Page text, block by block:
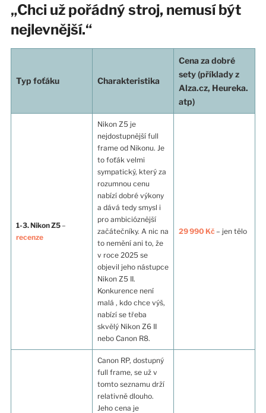
„Chci už pořádný stroj, nemusí být
nejlevnější.“
Typ foťáku Charakteristika
Cena za dobré
sety (příklady z
Alza.cz, Heureka.
atp)
1-3. Nikon Z5–
recenze
Nikon Z5 je
nejdostupnější full
frame od Nikonu. Je
to foťák velmi
sympatický, který za
rozumnou cenu
nabízí dobré výkony
a dává tedy smysl i
pro ambicióznější
začátečníky. A nic na
to nemění ani to, že
v roce 2025 se
objevil jeho nástupce
Nikon Z5 II.
Konkurence není
malá , kdo chce výš,
nabízí se třeba
skvělý Nikon Z6 II
nebo Canon R8.
29 990 Kč– jen tělo
Canon RP, dostupný
full frame, se už v
tomto seznamu drží
relativně dlouho.
Jeho cena je